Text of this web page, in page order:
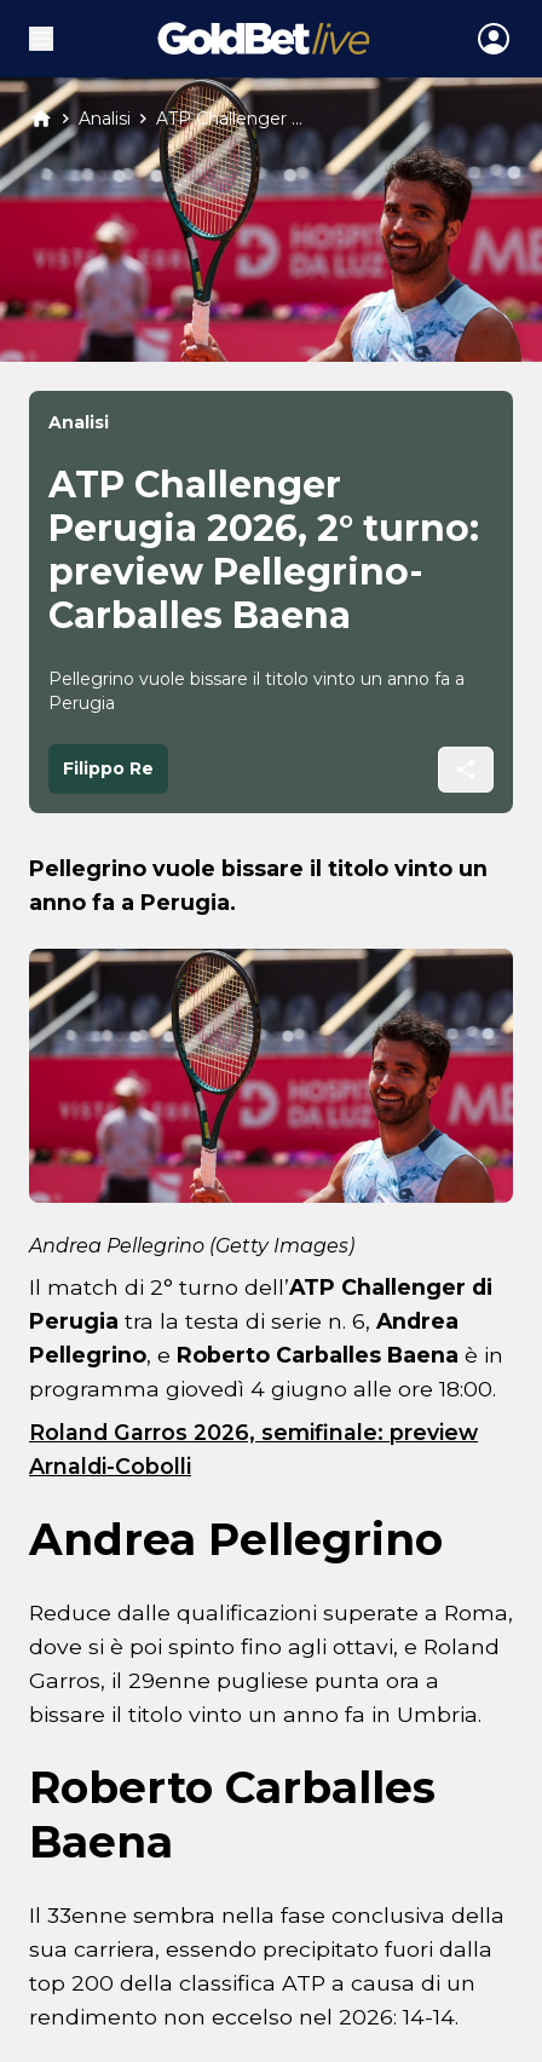
Analisi ATP Challenger ...
Analisi
ATP Challenger
Perugia 2026, 2° turno:
preview Pellegrino-
Carballes Baena
Pellegrino vuole bissare il titolo vinto un anno fa a
Perugia
Filippo Re
Pellegrino vuole bissare il titolo vinto un
anno fa a Perugia.
Andrea Pellegrino (Getty Images)
Il match di 2° turno dell’ATP Challenger di
Perugia tra la testa di serie n. 6, Andrea
Pellegrino, e Roberto Carballes Baena è in
programma giovedì 4 giugno alle ore 18:00.
Roland Garros 2026, semifinale: preview
Arnaldi-Cobolli
Andrea Pellegrino
Reduce dalle qualificazioni superate a Roma,
dove si è poi spinto fino agli ottavi, e Roland
Garros, il 29enne pugliese punta ora a
bissare il titolo vinto un anno fa in Umbria.
Roberto Carballes
Baena
Il 33enne sembra nella fase conclusiva della
sua carriera, essendo precipitato fuori dalla
top 200 della classifica ATP a causa di un
rendimento non eccelso nel 2026: 14-14.